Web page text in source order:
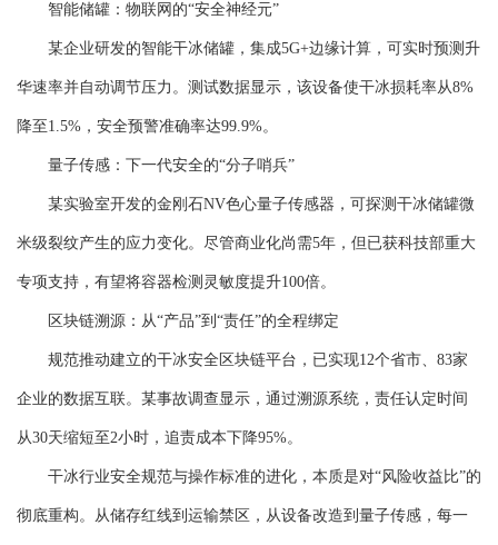
智能储罐：物联网的“安全神经元”
某企业研发的智能干冰储罐，集成5G+边缘计算，可实时预测升
华速率并自动调节压力。测试数据显示，该设备使干冰损耗率从8%
降至1.5%，安全预警准确率达99.9%。
量子传感：下一代安全的“分子哨兵”
某实验室开发的金刚石NV色心量子传感器，可探测干冰储罐微
米级裂纹产生的应力变化。尽管商业化尚需5年，但已获科技部重大
专项支持，有望将容器检测灵敏度提升100倍。
区块链溯源：从“产品”到“责任”的全程绑定
规范推动建立的干冰安全区块链平台，已实现12个省市、83家
企业的数据互联。某事故调查显示，通过溯源系统，责任认定时间
从30天缩短至2小时，追责成本下降95%。
干冰行业安全规范与操作标准的进化，本质是对“风险收益比”的
彻底重构。从储存红线到运输禁区，从设备改造到量子传感，每一